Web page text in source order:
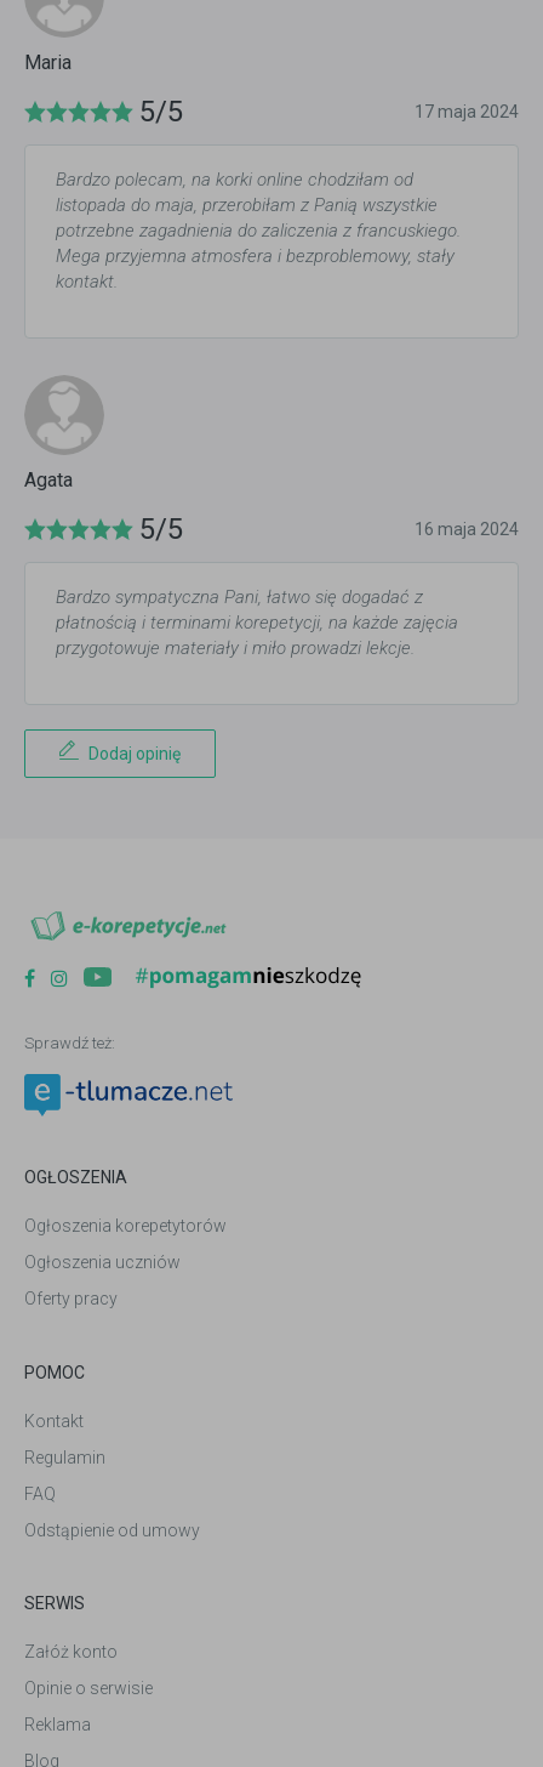
Maria
5/5 17 maja 2024
Bardzo polecam, na korki online chodziłam od
listopada do maja, przerobiłam z Panią wszystkie
potrzebne zagadnienia do zaliczenia z francuskiego.
Mega przyjemna atmosfera i bezproblemowy, stały
kontakt.
Agata
5/5 16 maja 2024
Bardzo sympatyczna Pani, łatwo się dogadać z
płatnością i terminami korepetycji, na każde zajęcia
przygotowuje materiały i miło prowadzi lekcje.
Dodaj opinię
Sprawdź też:
OGŁOSZENIA
Ogłoszenia korepetytorów
Ogłoszenia uczniów
Oferty pracy
POMOC
Kontakt
Regulamin
FAQ
Odstąpienie od umowy
SERWIS
Załóż konto
Opinie o serwisie
Reklama
Blog